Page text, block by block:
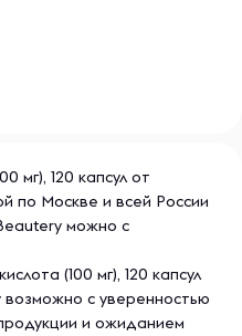
мг), 120 капсул от
по Москве и всей России
можно с
(100 мг), 120 капсул
с уверенностью
и ожиданием